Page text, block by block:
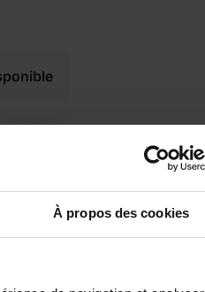
À propos des cookies
00:30
00:00